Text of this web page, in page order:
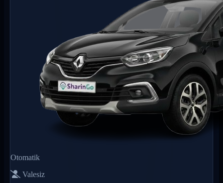
Otomatik
Valesiz